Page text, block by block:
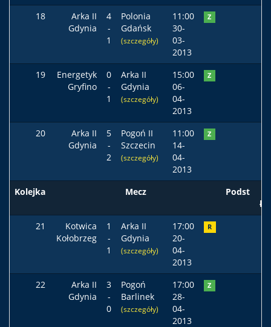
18
Arka II
Gdynia
4
-
1
Polonia
Gdańsk
(szczegóły)
11:00
30-
03-
2013
Z
19
Energetyk
Gryfino
0
-
1
Arka II
Gdynia
(szczegóły)
15:00
06-
04-
2013
Z
20
Arka II
Gdynia
5
-
2
Pogoń II
Szczecin
(szczegóły)
11:00
14-
04-
2013
Z
Kolejka Mecz Podst
21
Kotwica
Kołobrzeg
1
-
1
Arka II
Gdynia
(szczegóły)
17:00
20-
04-
2013
R
22
Arka II
Gdynia
3
-
0
Pogoń
Barlinek
(szczegóły)
17:00
28-
04-
2013
Z